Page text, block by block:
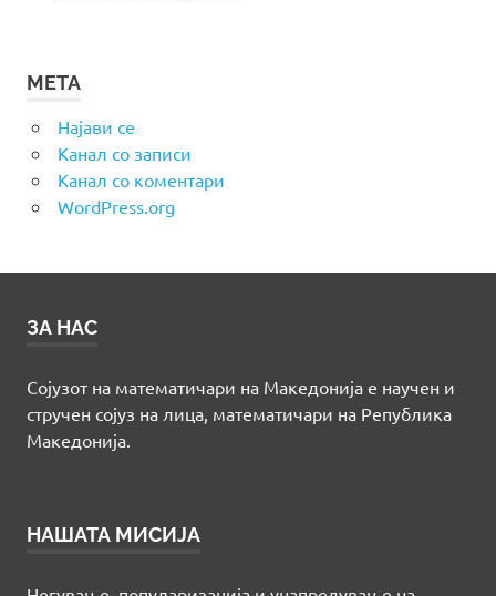
МЕТА
Најави се
Канал со записи
Канал со коментари
WordPress.org
ЗА НАС
Сојузот на математичари на Македонија е научен и
стручен сојуз на лица, математичари на Република
Македонија.
НАШАТА МИСИЈА